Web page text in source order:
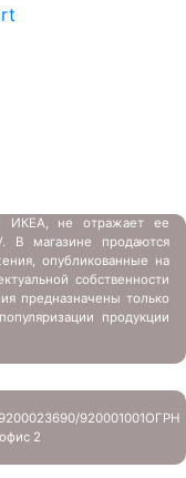
ИКЕА, не отражает ее
В магазине продаются
опубликованные на
собственности
предназначены только
продукции
920001001ОГРН
2